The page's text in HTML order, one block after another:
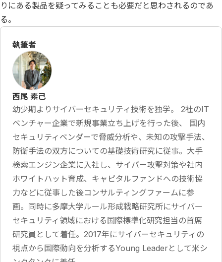
りにある製品を疑ってみることも必要だと思わされるのであ
る。
執筆者
西尾 素己
幼少期よりサイバーセキュリティ技術を独学。 2社のIT
ベンチャー企業で新規事業立ち上げを行った後、 国内
セキュリティベンダーで脅威分析や、未知の攻撃手法、
防衛手法の双方についての基礎技術研究に従事。大手
検索エンジン企業に入社し、サイバー攻撃対策や社内
ホワイトハット育成、キャピタルファンドへの技術協
力などに従事した後コンサルティングファームに参
画。同時に多摩大学ルール形成戦略研究所にサイバー
セキュリティ領域における国際標準化研究担当の首席
研究員として着任。2017年にサイバーセキュリティの
視点から国際動向を分析するYoung Leaderとして米シ